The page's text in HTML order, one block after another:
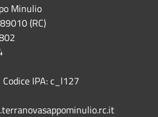
Minulio
(RC)
IPA: c_l127